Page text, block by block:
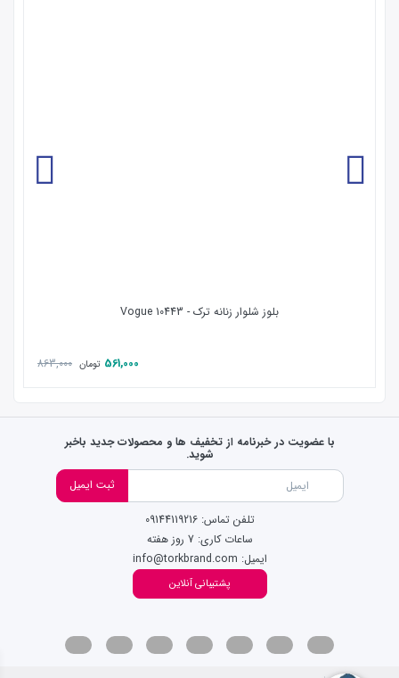
بلوز شلوار زنانه ترک - 10443 Vogue
561,000 تومان 863,000
با عضویت در خبرنامه از تخفیف ها و محصولات جدید باخبر
شوید.
ثبت ایمیل
پشتیبانی آنلاین
تلفن تماس: 09144119216
ساعات کاری: 7 روز هفته
ایمیل: info@torkbrand.com